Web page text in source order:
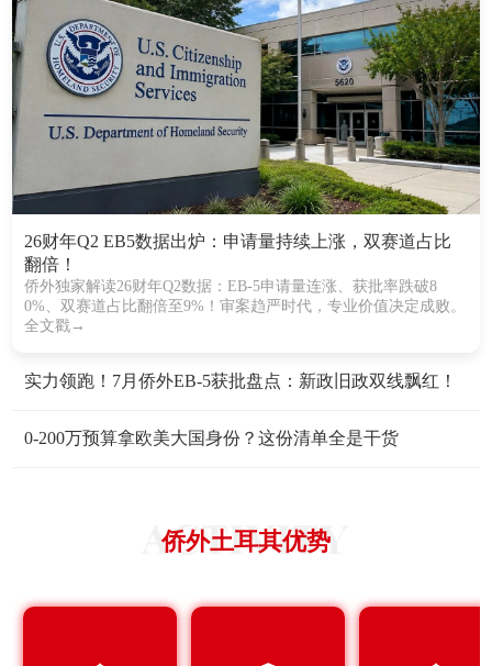
26财年Q2 EB5数据出炉：申请量持续上涨，双赛道占比
翻倍！
侨外独家解读26财年Q2数据：EB-5申请量连涨、获批率跌破8
0%、双赛道占比翻倍至9%！审案趋严时代，专业价值决定成败。
全文戳→
实力领跑！7月侨外EB-5获批盘点：新政旧政双线飘红！
0-200万预算拿欧美大国身份？这份清单全是干货
侨外土耳其优势